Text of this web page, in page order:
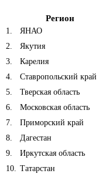
Регион
1 ЯНАО
2
Якутия
3
Карелия
4
Ставропольский край
5
Тверская область
6
Московская область
7
Приморский край
8
Дагестан
9
Иркутская область
10
Татарстан